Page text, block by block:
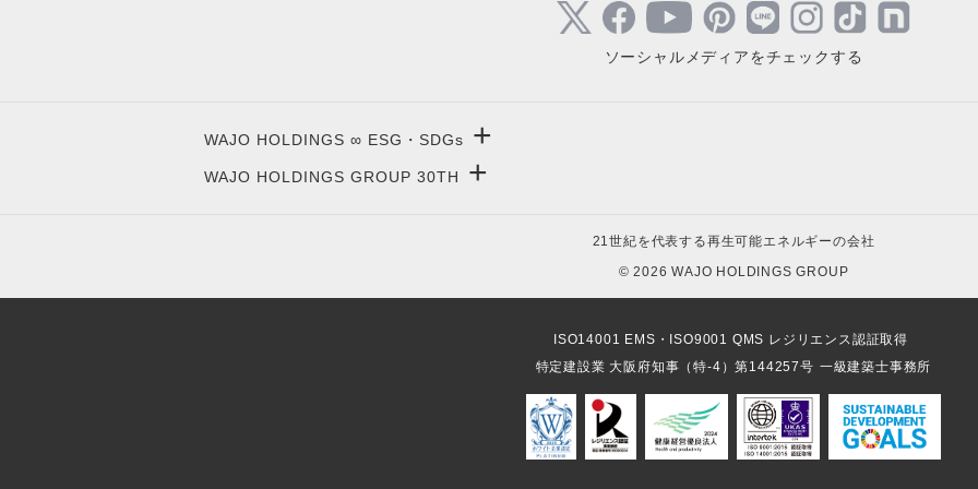
ソーシャルメディアをチェックする
WAJO HOLDINGS ∞ ESG・SDGs +
新サービスサイト
- オンライン個別相談
- 販売パートナー募集
- 再エネジャーナル
- NonFIT自
- FIT制度か
- パワコン
WAJO HOLDINGS GROUP 30TH +
- 太陽光発電所の部材販売
- 太陽光発電所のメンテナンス
- 太陽光メンテナンス業者一括査定
- 太陽光発電所のケーブル盗難対策
- 太陽光発電設備のリプレース
- ソーラー
- 住宅用太
- Cひかり
- ガレージ
- 個人向け
21世紀を代表する再生可能エネルギーの会社
© 2026 WAJO HOLDINGS GROUP
ISO14001 EMS・ISO9001 QMS レジリエンス認証取得
特定建設業 大阪府知事（特-4）第144257号 一級建築士事務所